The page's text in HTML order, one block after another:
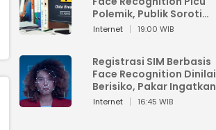
Polemik, Publik Soroti
Risiko Kebocoran Data
Internet 19:00 WIB
Registrasi SIM Berbasis
Face Recognition Dinilai
Berisiko, Pakar Ingatkan
Ancaman Privasi dan
Internet 16:45 WIB